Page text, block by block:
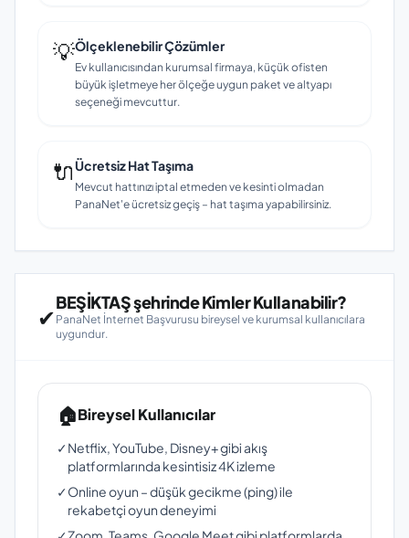
💡Ölçeklenebilir Çözümler
Ev kullanıcısından kurumsal firmaya, küçük ofisten
büyük işletmeye her ölçeğe uygun paket ve altyapı
seçeneği mevcuttur.
🔌Ücretsiz Hat Taşıma
Mevcut hattınızı iptal etmeden ve kesinti olmadan
PanaNet'e ücretsiz geçiş – hat taşıma yapabilirsiniz.
✔
BEŞİKTAŞ şehrinde Kimler Kullanabilir?
PanaNet İnternet Başvurusu bireysel ve kurumsal kullanıcılara
uygundur.
🏠Bireysel Kullanıcılar
✓Netflix, YouTube, Disney+ gibi akış
platformlarında kesintisiz 4K izleme
✓Online oyun – düşük gecikme (ping) ile
rekabetçi oyun deneyimi